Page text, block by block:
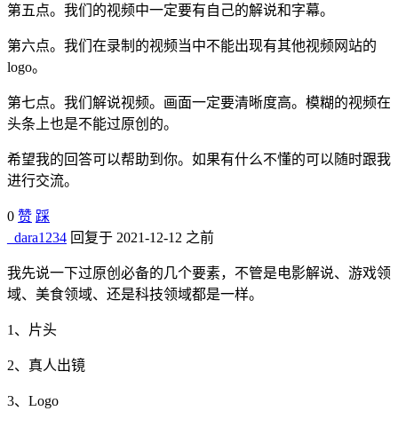
第五点。我们的视频中一定要有自己的解说和字幕。
第六点。我们在录制的视频当中不能出现有其他视频网站的
logo。
第七点。我们解说视频。画面一定要清晰度高。模糊的视频在
头条上也是不能过原创的。
希望我的回答可以帮助到你。如果有什么不懂的可以随时跟我
进行交流。
0 赞 踩
_dara1234 回复于 2021-12-12 之前
我先说一下过原创必备的几个要素，不管是电影解说、游戏领
域、美食领域、还是科技领域都是一样。
1、片头
2、真人出镜
3、Logo